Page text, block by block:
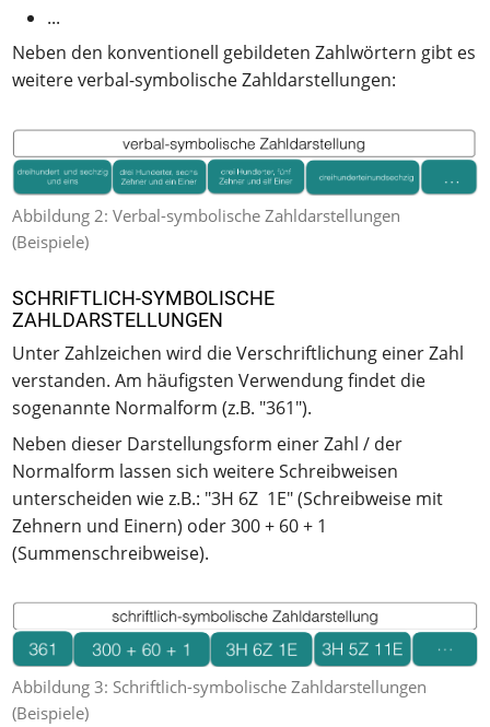
...
Neben den konventionell gebildeten Zahlwörtern gibt es
weitere verbal-symbolische Zahldarstellungen:
Abbildung 2: Verbal-symbolische Zahldarstellungen
(Beispiele)
SCHRIFTLICH-SYMBOLISCHE
ZAHLDARSTELLUNGEN
Unter Zahlzeichen wird die Verschriftlichung einer Zahl
verstanden. Am häufigsten Verwendung findet die
sogenannte Normalform (z.B. "361").
Neben dieser Darstellungsform einer Zahl / der
Normalform lassen sich weitere Schreibweisen
unterscheiden wie z.B.: "3H 6Z 1E" (Schreibweise mit
Zehnern und Einern) oder 300 + 60 + 1
(Summenschreibweise).
Abbildung 3: Schriftlich-symbolische Zahldarstellungen
(Beispiele)